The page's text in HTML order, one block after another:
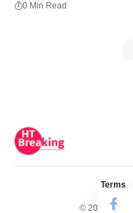
0 Min Read
© 2024 Ht
Terms